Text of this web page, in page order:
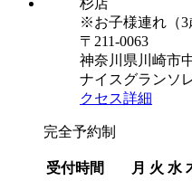
※お子様連れ（3
〒211-0063
神奈川県川崎市
ナイスグランソ
クセス詳細
完全予約制
受付時間 月 火 水